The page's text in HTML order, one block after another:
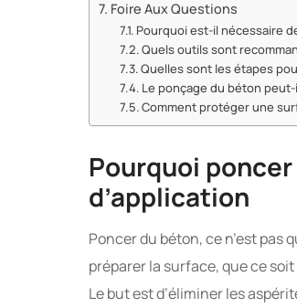
Foire Aux Questions
Pourquoi est-il nécessaire
Quels outils sont
Quelles sont les étapes
Le ponçage du béton
Comment protéger une
Pourquoi
d’application
Poncer du béton, ce n’est pas
préparer la surface, que ce
Le but est d’éliminer les